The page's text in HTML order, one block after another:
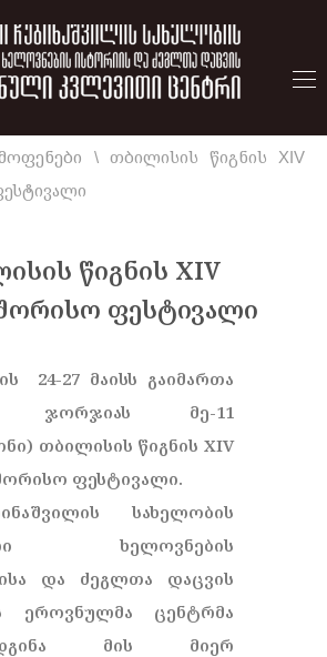
\ თბილისის წიგნის XIV
წიგნის XIV
ფესტივალი
24-27 მაისს გაიმართა
ჯორჯიას მე-11
თბილისის წიგნის XIV
ფესტივალი.
სახელობის
ხელოვნების
და ძეგლთა დაცვის
ეროვნულმა ცენტრმა
მის მიერ